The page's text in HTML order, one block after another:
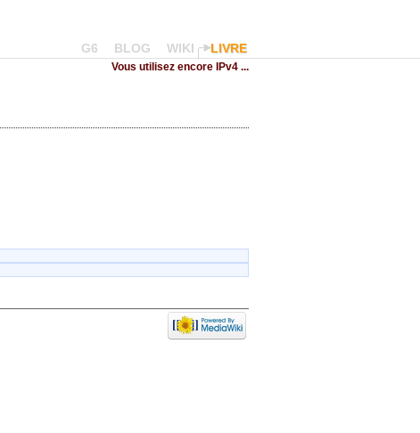
G6 BLOG WIKI LIVRE
Vous utilisez encore IPv4 ...